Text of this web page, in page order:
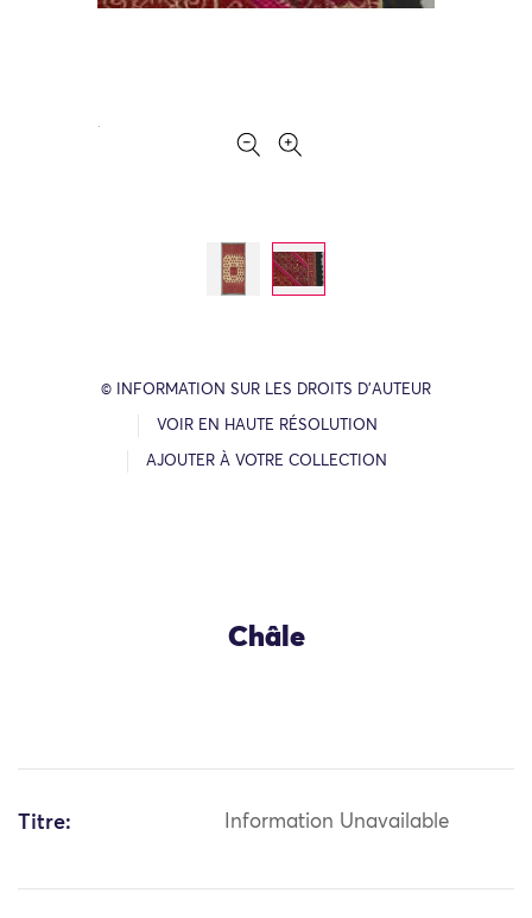
© INFORMATION SUR LES DROITS D’AUTEUR
VOIR EN HAUTE RÉSOLUTION
AJOUTER À VOTRE COLLECTION
Châle
Titre: Information Unavailable